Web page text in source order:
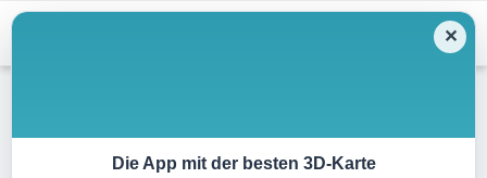
Menu
Wandern
✕
Die App mit der besten 3D-Karte